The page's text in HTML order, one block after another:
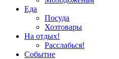
Еда
Посуда
Хозтовары
На отдых!
Расслабься!
Событие